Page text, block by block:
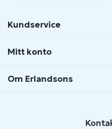
Kundservice
Mitt konto
Om Erlandsons